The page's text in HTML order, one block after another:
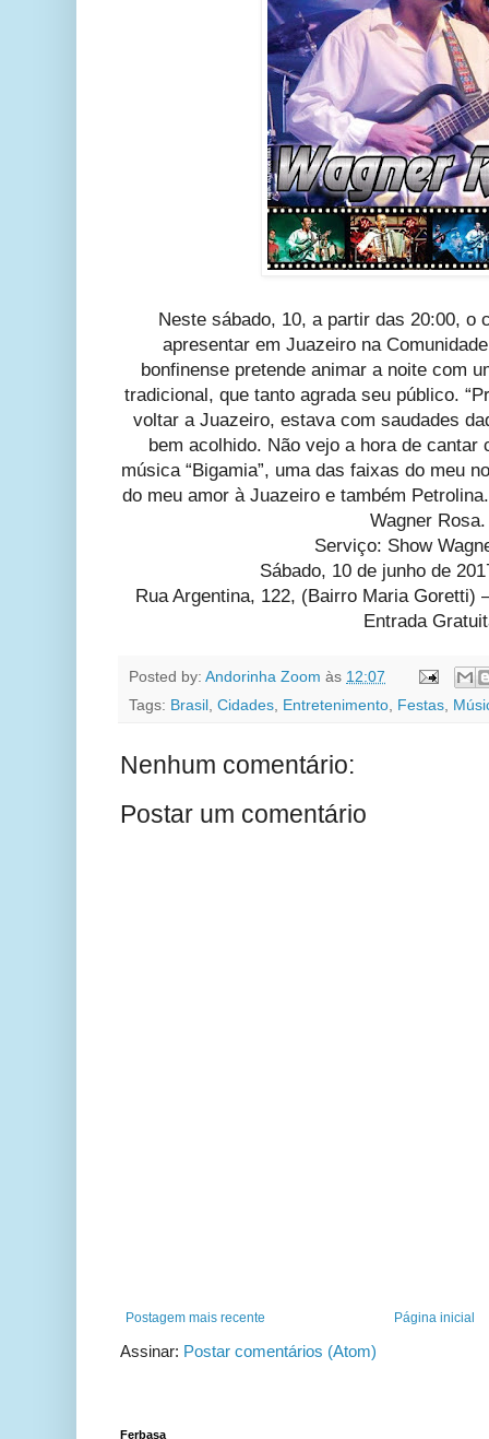
Neste sábado, 10, a partir das 20:00, o
apresentar em Juazeiro na
bonfinense pretende animar a noite com
tradicional, que tanto agrada seu público.
voltar a Juazeiro, estava com saudades
bem acolhido. Não vejo a hora de cantar
música “Bigamia”, uma das faixas do meu
do meu amor à Juazeiro e também
Wagner
Serviço: Show
Sábado, 10 de junho de
Rua Argentina, 122, (Bairro Maria Goretti)
Entrada
Posted by: Andorinha Zoom às 12:07
Tags: Brasil , Cidades, Entretenimento, Festas,
Nenhum comentário:
Postar um comentário
Postagem mais recente Página inicial
Assinar: Postar comentários (Atom)
Ferbasa